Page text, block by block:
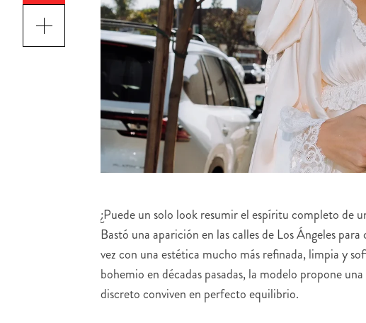
¿Puede un solo look resumir el espíritu completo de
Bastó una aparición en las calles de Los Ángeles
vez con una estética mucho más refinada, limpia y
bohemio en décadas pasadas, la modelo propone
discreto conviven en perfecto equilibrio.